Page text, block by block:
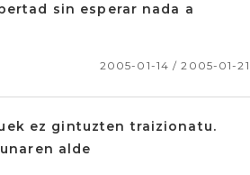
sin esperar nada a
2005-01-14 / 2005-01-21
ez gintuzten traizionatu.
alde